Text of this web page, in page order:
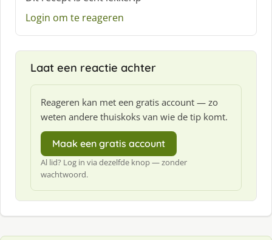
h
r
Login om te reageren
Laat een reactie achter
Reageren kan met een gratis account — zo
weten andere thuiskoks van wie de tip komt.
Maak een gratis account
Al lid? Log in via dezelfde knop — zonder
wachtwoord.